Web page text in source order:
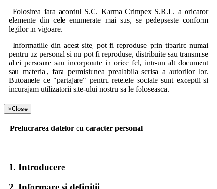
Folosirea fara acordul S.C. Karma Crimpex S.R.L. a oricaror
elemente din cele enumerate mai sus, se pedepseste conform
legilor in vigoare.
Informatiile din acest site, pot fi reproduse prin tiparire numai
pentru uz personal si nu pot fi reproduse, distribuite sau transmise
altei persoane sau incorporate in orice fel, intr-un alt document
sau material, fara permisiunea prealabila scrisa a autorilor lor.
Butoanele de "partajare" pentru retelele sociale sunt exceptii si
incurajam utilizatorii site-ului nostru sa le foloseasca.
Securitatea datelor personale
Date obligatorii pentru intocmirea facturii fiscale pe persoana
juridica :
×Close
Prelucrarea datelor cu caracter personal
1. Introducere
2. Informare si definitii